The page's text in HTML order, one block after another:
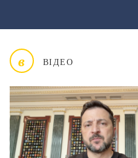
в ВІДЕО